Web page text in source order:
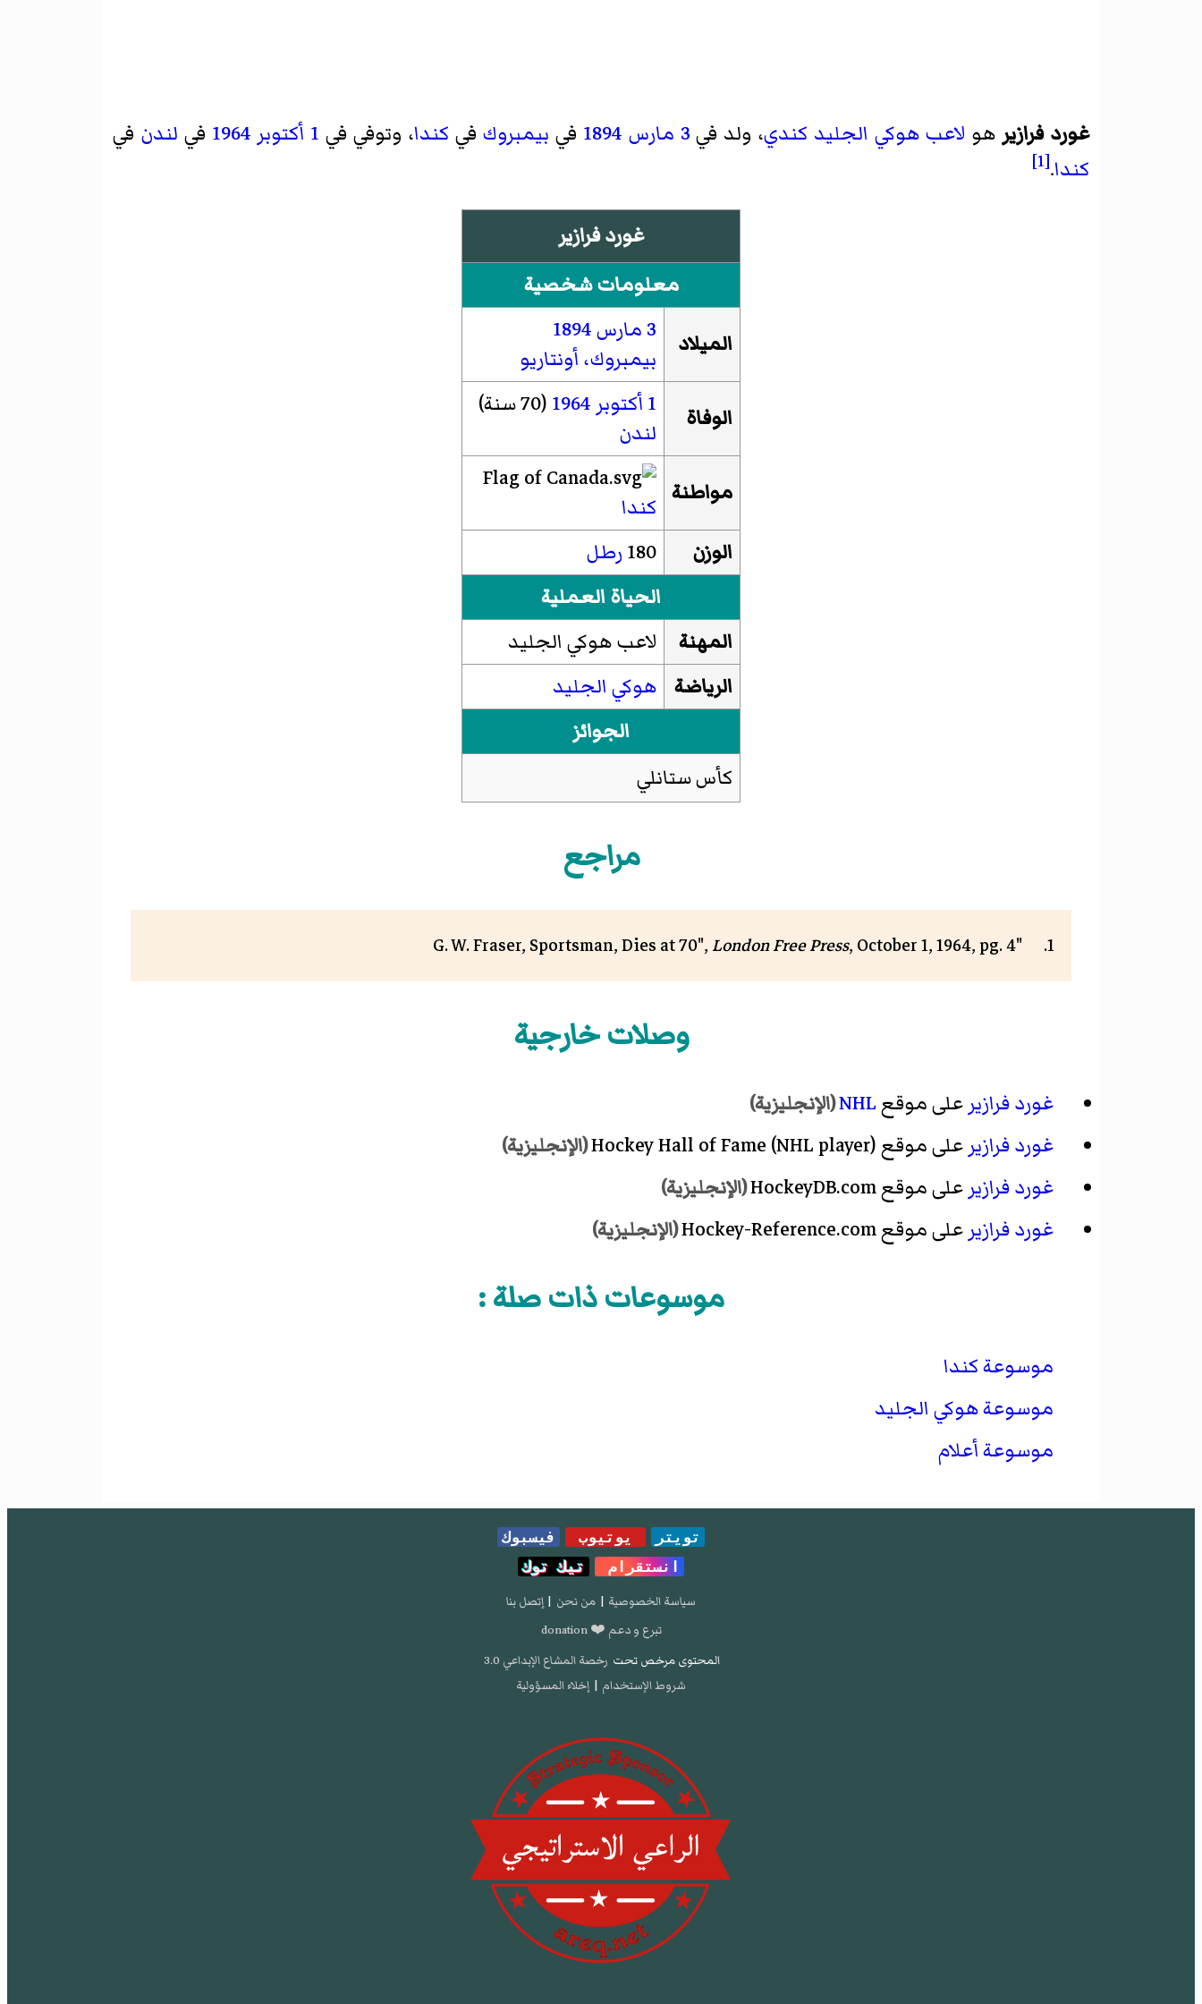
غورد فرازير هو لاعب هوكي الجليد كندي، ولد في 3 مارس 1894 في بيمبروك في كندا، وتوفي في 1 أكتوبر 1964 في لندن في
كندا.
[1]
غورد فرازير
معلومات شخصية
الميلاد
3 مارس
1894
بيمبروك، أونتاريو
الوفاة
1 أكتوبر 1964 (70 سنة)
لندن
مواطنة
كندا
الوزن
180 رطل
الحياة العملية
المهنة
لاعب هوكي الجليد
الرياضة
هوكي الجليد
الجوائز
كأس ستانلي
مراجع
"G. W. Fraser, Sportsman, Dies at 70",
London Free Press, October 1, 1964, pg. 4
وصلات خارجية
غورد فرازير على موقعNHL(الإنجليزية)
غورد فرازير على موقع Hockey Hall of Fame (NHL player) (الإنجليزية)
غورد فرازير على موقع HockeyDB.com (الإنجليزية)
غورد فرازير على موقع Hockey-Reference.com (الإنجليزية)
موسوعات ذات صلة :
موسوعة كندا
موسوعة هوكي الجليد
موسوعة أعلام
تويتر يوتيوب
فيسبوك
انستقرام
تيك توك
سياسة الخصوصية | من نحن | إتصل بنا
تبرع و دعم ❤️ donation
المحتوى مرخص تحت رخصة المشاع الإبداعي 3.0
شروط الإستخدام | إخلاء المسؤولية